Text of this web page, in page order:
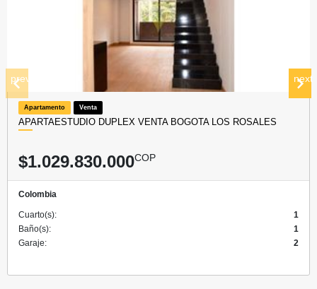
Apartamento Venta
APARTAESTUDIO DUPLEX VENTA BOGOTA LOS ROSALES
$1.029.830.000COP
Colombia
Cuarto(s):
1
Baño(s):
1
Garaje:
2
prev next